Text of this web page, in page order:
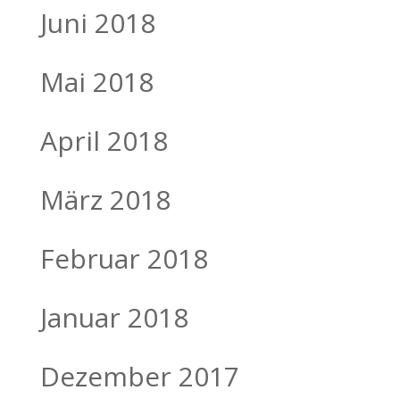
Juni 2018
Mai 2018
April 2018
März 2018
Februar 2018
Januar 2018
Dezember 2017